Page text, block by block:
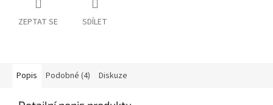
ZEPTAT SE SDÍLET
Popis Podobné (4) Diskuze